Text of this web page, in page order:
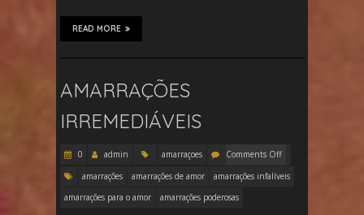
READ MORE
AMARRAÇÕES
IRREMEDIÁVEIS
0 admin amarraçoes
Comments Off
amarrações
amarrações de amor
amarrações infalíveis
amarrações para o amor
amarrações poderosas